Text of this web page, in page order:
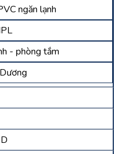
ngăn lạnh
- phòng tắm